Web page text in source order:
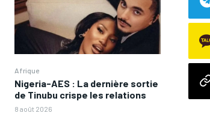
Afrique
Nigeria-AES : La dernière sortie
de Tinubu crispe les relations
8 août 2026